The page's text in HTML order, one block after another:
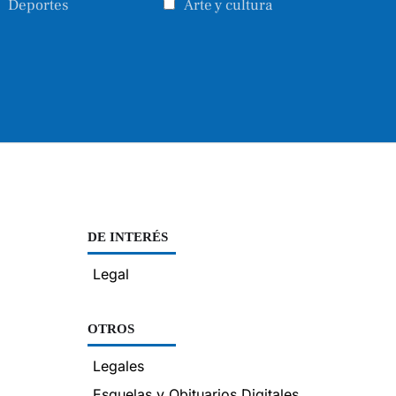
Deportes
Arte y cultura
DE INTERÉS
Legal
OTROS
Legales